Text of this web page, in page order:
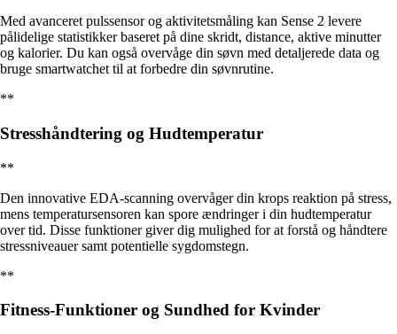
Med avanceret pulssensor og aktivitetsmåling kan Sense 2 levere
pålidelige statistikker baseret på dine skridt, distance, aktive minutter
og kalorier. Du kan også overvåge din søvn med detaljerede data og
bruge smartwatchet til at forbedre din søvnrutine.
**
Stresshåndtering og Hudtemperatur
**
Den innovative EDA-scanning overvåger din krops reaktion på stress,
mens temperatursensoren kan spore ændringer i din hudtemperatur
over tid. Disse funktioner giver dig mulighed for at forstå og håndtere
stressniveauer samt potentielle sygdomstegn.
**
Fitness-Funktioner og Sundhed for Kvinder